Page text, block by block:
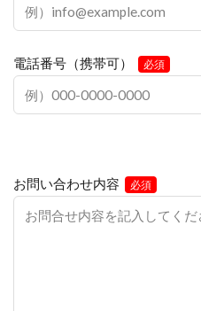
電話番号（携帯可） 必須
お問い合わせ内容 必須